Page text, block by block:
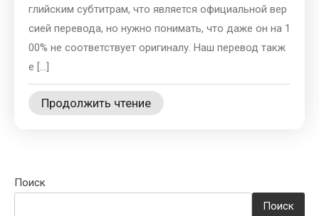
глийским субтитрам, что является официальной вер
сией перевода, но нужно понимать, что даже он на 1
00% не соответствует оригиналу. Наш перевод такж
е […]
Продолжить чтение
Поиск
Поиск